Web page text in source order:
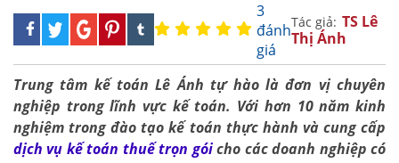
3
đánh
giá
Tác giả: TS Lê
Thị Ánh
Trung tâm kế toán Lê Ánh tự hào là đơn vị chuyên
nghiệp trong lĩnh vực kế toán. Với hơn 10 năm kinh
nghiệm trong đào tạo kế toán thực hành và cung cấp
dịch vụ kế toán thuế trọn góicho các doanh nghiệp có